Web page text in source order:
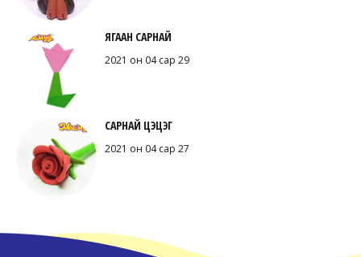
ЯГААН САРНАЙ
2021 он 04 сар 29
САРНАЙ ЦЭЦЭГ
2021 он 04 сар 27